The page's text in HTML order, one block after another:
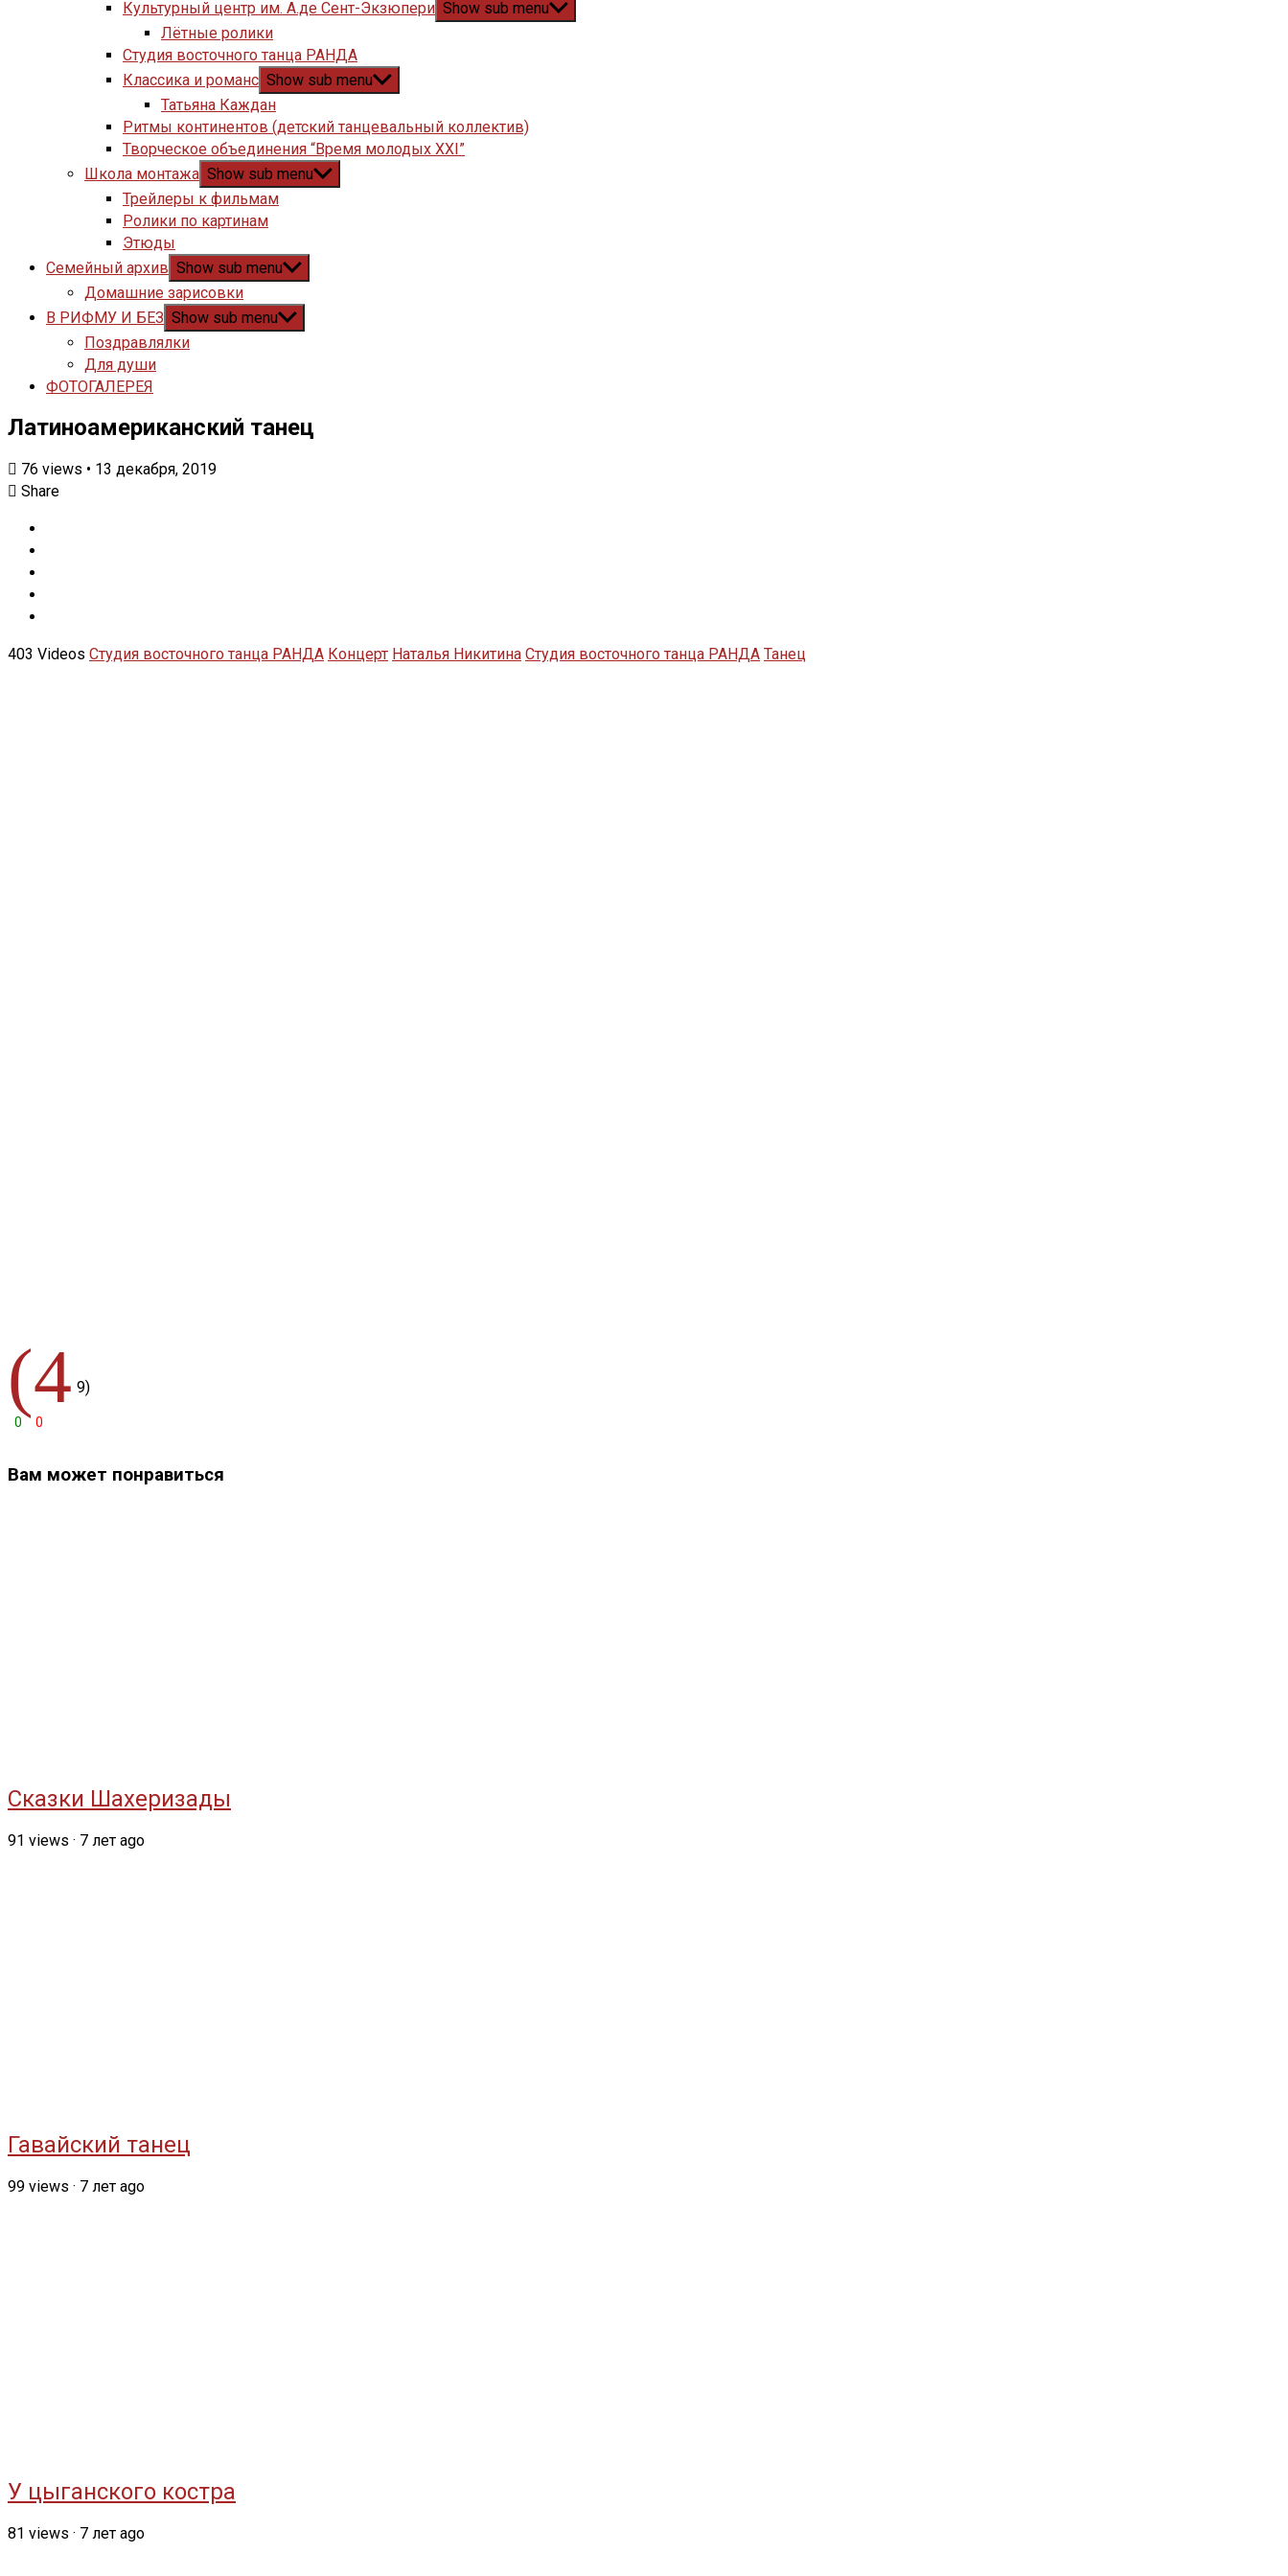
Культурный центр им. А.де Сент-Экзюпери Show sub menu
Лётные ролики
Студия восточного танца РАНДА
Классика и романс Show sub menu
Татьяна Каждан
Ритмы континентов (детский танцевальный коллектив)
Творческое объединения “Время молодых XXI”
Школа монтажа Show sub menu
Трейлеры к фильмам
Ролики по картинам
Этюды
Семейный архив Show sub menu
Домашние зарисовки
В РИФМУ И БЕЗ Show sub menu
Поздравлялки
Для души
ФОТОГАЛЕРЕЯ
Латиноамериканский танец
76 views • 13 декабря, 2019
Share
403 Videos Студия восточного танца РАНДА Концерт Наталья Никитина Студия восточного танца РАНДА Танец
(4 9)
0 0
Вам может понравиться
Сказки Шахеризады
91 views · 7 лет ago
Гавайский танец
99 views · 7 лет ago
У цыганского костра
81 views · 7 лет ago